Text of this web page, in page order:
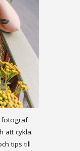
fotograf
att cykla.
tips till